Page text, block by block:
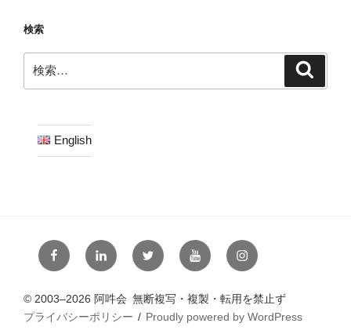
検索
索:
English
フ
ェ
ス
リ
ン
ト
ツ
ィ
タ
ユ
ー
イ
ン
タ
© 2003–2026 阿吽会 無断複写・複製・転用を禁止ず
プライバシーポリシー
Proudly powered by WordPress